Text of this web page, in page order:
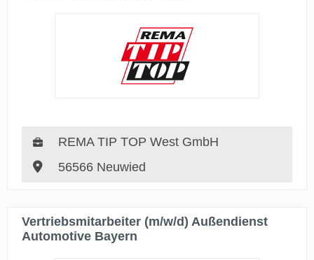
REMA TIP TOP West GmbH
56566 Neuwied
Vertriebsmitarbeiter (m/w/d) Außendienst
Automotive Bayern